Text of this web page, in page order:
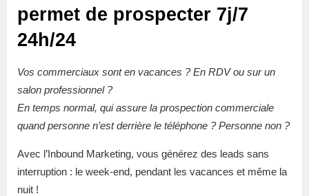
permet de prospecter 7j/7
24h/24
Vos commerciaux sont en vacances ? En RDV ou sur un
salon professionnel ?
En temps normal, qui assure la prospection commerciale
quand personne n’est derrière le téléphone ? Personne non ?
Avec l’Inbound Marketing, vous générez des leads sans
interruption : le week-end, pendant les vacances et même la
nuit !